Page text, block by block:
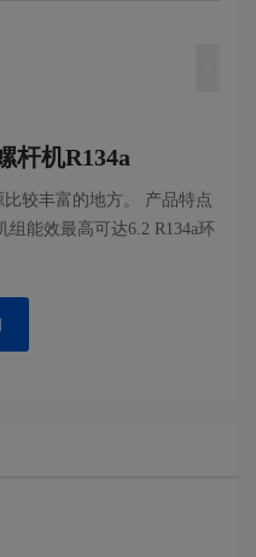
杆机R134a
较丰富的地方。 产品特点
能效最高可达6.2 R134a环